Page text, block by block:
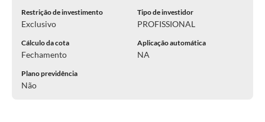
Restrição de investimento
Exclusivo
Tipo de investidor
PROFISSIONAL
Cálculo da cota
Fechamento
Aplicação automática
NA
Plano previdência
Não